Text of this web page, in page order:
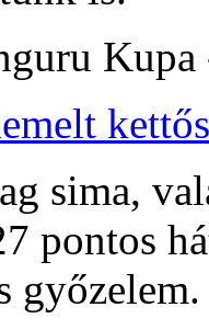
sima,
pontos
győzelem.